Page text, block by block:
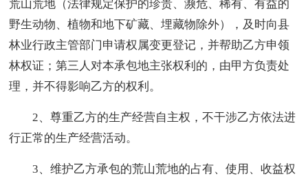
荒山荒地（法律规定保护的珍贵、濒危、稀有、有益的
野生动物、植物和地下矿藏、埋藏物除外），及时向县
林业行政主管部门申请权属变更登记，并帮助乙方申领
林权证；第三人对本承包地主张权利的，由甲方负责处
理，并不得影响乙方的权利。
2、尊重乙方的生产经营自主权，不干涉乙方依法进
行正常的生产经营活动。
3、维护乙方承包的荒山荒地的占有、使用、收益权